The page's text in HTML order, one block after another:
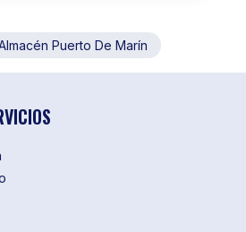
Puerto De Marín